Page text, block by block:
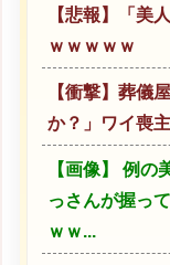
【悲報】「美
ｗｗｗｗｗ
【衝撃】葬儀
か？」ワイ喪
【画像】 例の
っさんが握っ
ｗｗ...